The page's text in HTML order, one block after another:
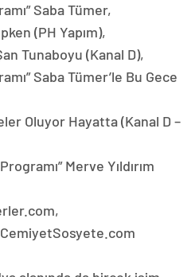
Saba Tümer,
(PH Yapım),
Tunaboyu (Kanal D),
Saba Tümer’le Bu Gece
Oluyor Hayatta (Kanal D –
Merve Yıldırım
CemiyetSosyete.com